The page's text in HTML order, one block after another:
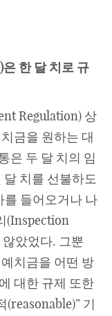
은 한 달 치로 규
Regulation) 상
금을 원하는 대
은 두 달 치의 임
치를 선불하도
를 들어오거나 나
(Inspection
았었다. 그뿐
치금을 어떤 방
대한 규제 또한
기